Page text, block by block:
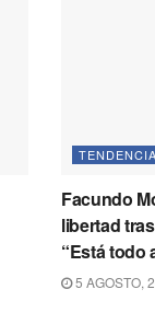
Facundo
libertad
“Está todo
5 AGOSTO,